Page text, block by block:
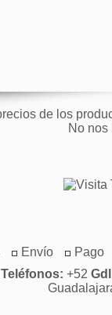
de los
No nos
Envío Pago
Teléfonos: +52